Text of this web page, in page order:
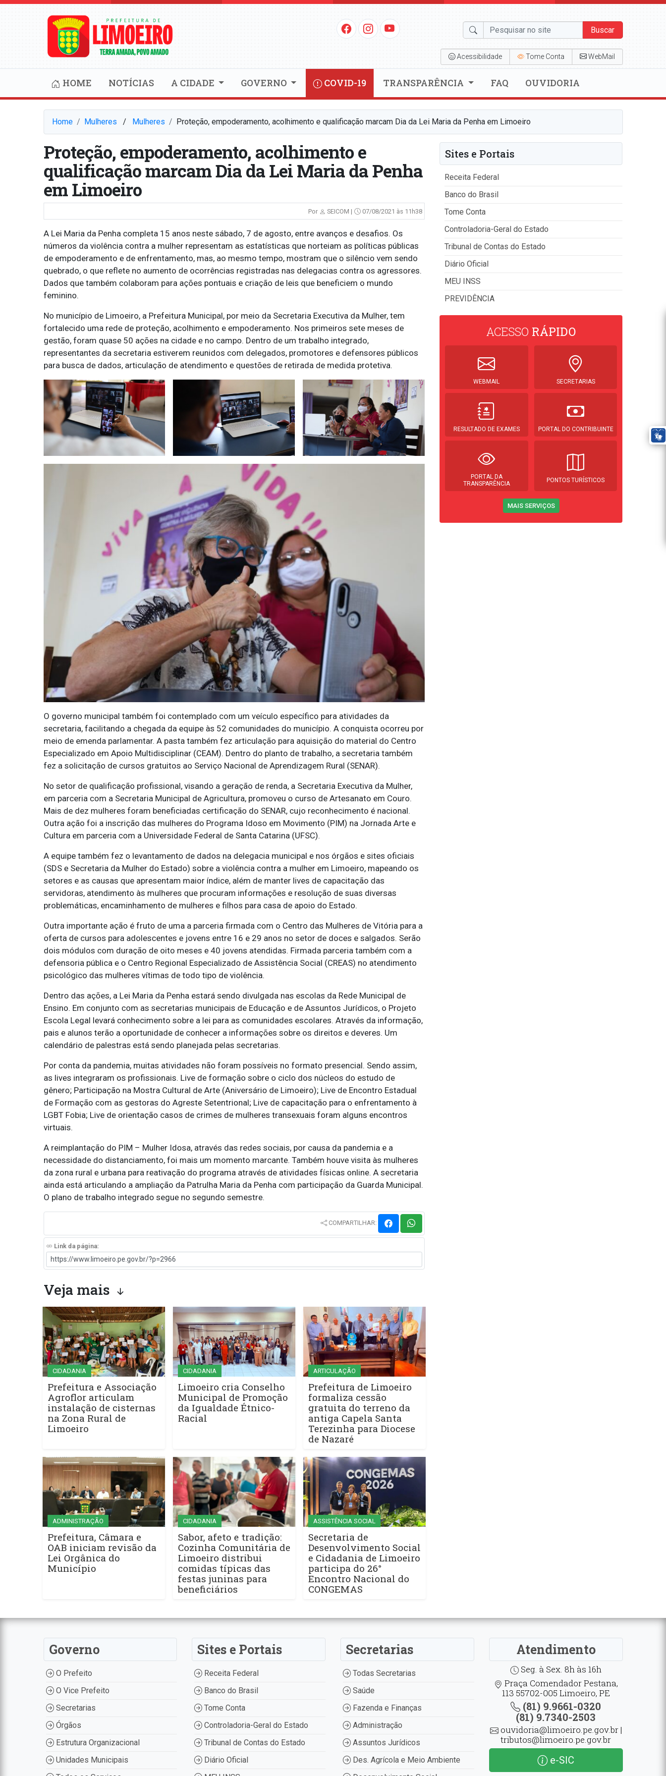
Buscar
Acessibilidade Tome Conta WebMail
HOME NOTÍCIAS A CIDADE GOVERNO COVID-19 TRANSPARÊNCIA FAQ OUVIDORIA
Home Mulheres ⠀/⠀ Mulheres Proteção, empoderamento, acolhimento e qualificação marcam Dia da Lei Maria da Penha em Limoeiro
Proteção, empoderamento, acolhimento e
qualificação marcam Dia da Lei Maria da Penha
em Limoeiro
Por SEICOM | 07/08/2021 às 11h38
A Lei Maria da Penha completa 15 anos neste sábado, 7 de agosto, entre avanços e desafios. Os
números da violência contra a mulher representam as estatísticas que norteiam as políticas públicas
de empoderamento e de enfrentamento, mas, ao mesmo tempo, mostram que o silêncio vem sendo
quebrado, o que reflete no aumento de ocorrências registradas nas delegacias contra os agressores.
Dados que também colaboram para ações pontuais e criação de leis que beneficiem o mundo
feminino.
No município de Limoeiro, a Prefeitura Municipal, por meio da Secretaria Executiva da Mulher, tem
fortalecido uma rede de proteção, acolhimento e empoderamento. Nos primeiros sete meses de
gestão, foram quase 50 ações na cidade e no campo. Dentro de um trabalho integrado,
representantes da secretaria estiverem reunidos com delegados, promotores e defensores públicos
para busca de dados, articulação de atendimento e questões de retirada de medida protetiva.
O governo municipal também foi contemplado com um veículo específico para atividades da
secretaria, facilitando a chegada da equipe às 52 comunidades do município. A conquista ocorreu por
meio de emenda parlamentar. A pasta também fez articulação para aquisição do material do Centro
Especializado em Apoio Multidisciplinar (CEAM). Dentro do planto de trabalho, a secretaria também
fez a solicitação de cursos gratuitos ao Serviço Nacional de Aprendizagem Rural (SENAR).
No setor de qualificação profissional, visando a geração de renda, a Secretaria Executiva da Mulher,
em parceria com a Secretaria Municipal de Agricultura, promoveu o curso de Artesanato em Couro.
Mais de dez mulheres foram beneficiadas certificação do SENAR, cujo reconhecimento é nacional.
Outra ação foi a inscrição das mulheres do Programa Idoso em Movimento (PIM) na Jornada Arte e
Cultura em parceria com a Universidade Federal de Santa Catarina (UFSC).
A equipe também fez o levantamento de dados na delegacia municipal e nos órgãos e sites oficiais
(SDS e Secretaria da Mulher do Estado) sobre a violência contra a mulher em Limoeiro, mapeando os
setores e as causas que apresentam maior índice, além de manter lives de capacitação das
servidoras, atendimento às mulheres que procuram informações e resolução de suas diversas
problemáticas, encaminhamento de mulheres e filhos para casa de apoio do Estado.
Outra importante ação é fruto de uma a parceria firmada com o Centro das Mulheres de Vitória para a
oferta de cursos para adolescentes e jovens entre 16 e 29 anos no setor de doces e salgados. Serão
dois módulos com duração de oito meses e 40 jovens atendidas. Firmada parceria também com a
defensoria pública e o Centro Regional Especializado de Assistência Social (CREAS) no atendimento
psicológico das mulheres vítimas de todo tipo de violência.
Dentro das ações, a Lei Maria da Penha estará sendo divulgada nas escolas da Rede Municipal de
Ensino. Em conjunto com as secretarias municipais de Educação e de Assuntos Jurídicos, o Projeto
Escola Legal levará conhecimento sobre a lei para as comunidades escolares. Através da informação,
pais e alunos terão a oportunidade de conhecer a informações sobre os direitos e deveres. Um
calendário de palestras está sendo planejada pelas secretarias.
Por conta da pandemia, muitas atividades não foram possíveis no formato presencial. Sendo assim,
as lives integraram os profissionais. Live de formação sobre o ciclo dos núcleos do estudo de
gênero; Participação na Mostra Cultural de Arte (Aniversário de Limoeiro); Live de Encontro Estadual
de Formação com as gestoras do Agreste Setentrional; Live de capacitação para o enfrentamento à
LGBT Fobia; Live de orientação casos de crimes de mulheres transexuais foram alguns encontros
virtuais.
A reimplantação do PIM – Mulher Idosa, através das redes sociais, por causa da pandemia e a
necessidade do distanciamento, foi mais um momento marcante. Também houve visita às mulheres
da zona rural e urbana para reativação do programa através de atividades físicas online. A secretaria
ainda está articulando a ampliação da Patrulha Maria da Penha com participação da Guarda Municipal.
O plano de trabalho integrado segue no segundo semestre.
COMPARTILHAR:
Link da página:
Veja mais
CIDADANIA
Prefeitura e Associação
Agroflor articulam
instalação de cisternas
na Zona Rural de
Limoeiro
CIDADANIA
Limoeiro cria Conselho
Municipal de Promoção
da Igualdade Étnico-
Racial
ARTICULAÇÃO
Prefeitura de Limoeiro
formaliza cessão
gratuita do terreno da
antiga Capela Santa
Terezinha para Diocese
de Nazaré
ADMINISTRAÇÃO
Prefeitura, Câmara e
OAB iniciam revisão da
Lei Orgânica do
Município
CIDADANIA
Sabor, afeto e tradição:
Cozinha Comunitária de
Limoeiro distribui
comidas típicas das
festas juninas para
beneficiários
ASSISTÊNCIA SOCIAL
Secretaria de
Desenvolvimento Social
e Cidadania de Limoeiro
participa do 26°
Encontro Nacional do
CONGEMAS
Sites e Portais
Receita Federal
Banco do Brasil
Tome Conta
Controladoria-Geral do Estado
Tribunal de Contas do Estado
Diário Oficial
MEU INSS
PREVIDÊNCIA
ACESSO RÁPIDO
WEBMAIL SECRETARIAS
RESULTADO DE EXAMES PORTAL DO CONTRIBUINTE
PORTAL DA
TRANSPARÊNCIA
PONTOS TURÍSTICOS
MAIS SERVIÇOS
Governo
O Prefeito
O Vice Prefeito
Secretarias
Órgãos
Estrutura Organizacional
Unidades Municipais
Sites e Portais
Receita Federal
Banco do Brasil
Tome Conta
Controladoria-Geral do Estado
Tribunal de Contas do Estado
Diário Oficial
Secretarias
Todas Secretarias
Saúde
Fazenda e Finanças
Administração
Assuntos Jurídicos
Des. Agrícola e Meio Ambiente
Atendimento
Seg. à Sex. 8h às 16h
Praça Comendador Pestana,
113 55702-005 Limoeiro, PE
(81) 9.9661-0320
(81) 9.7340-2503
ouvidoria@limoeiro.pe.gov.br |
tributos@limoeiro.pe.gov.br
e-SIC